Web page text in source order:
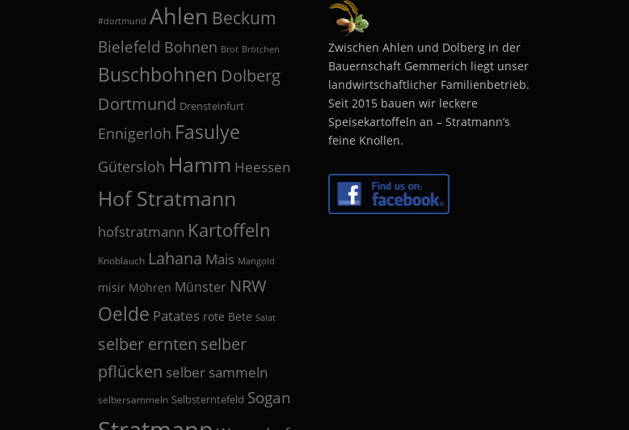
#dortmund Ahlen Beckum
Bielefeld Bohnen Brot Brötchen
Buschbohnen Dolberg
Dortmund Drensteinfurt
Ennigerloh Fasulye
Gütersloh Hamm Heessen
Hof Stratmann
hofstratmann Kartoffeln
Knoblauch Lahana Mais Mangold
misir Möhren Münster NRW
Oelde Patates rote Bete Salat
selber ernten selber
pflücken selber sammeln
selbersammeln Selbsterntefeld Sogan
Zwischen Ahlen und Dolberg in der
Bauernschaft Gemmerich liegt unser
landwirtschaftlicher Familienbetrieb.
Seit 2015 bauen wir leckere
Speisekartoffeln an – Stratmann’s
feine Knollen.